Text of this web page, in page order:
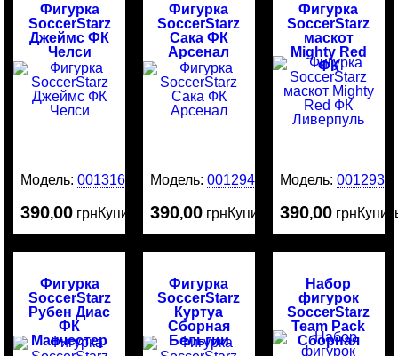
Фигурка
SoccerStarz
Джеймс ФК
Челси
Модель:0013161
390,00 грнКупить
Фигурка
SoccerStarz
Сака ФК
Арсенал
Модель:0012942
390,00 грнКупить
Фигурка
SoccerStarz
маскот
Mighty Red
ФК
Ливерпуль
Модель: 0012938
390,00 грн
Фигурка
SoccerStarz
Рубен Диас
ФК
Манчестер
Фигурка
SoccerStarz
Куртуа
Сборная
Бельгии
Набор
фигурок
SoccerStarz
Team Pack
Сборная